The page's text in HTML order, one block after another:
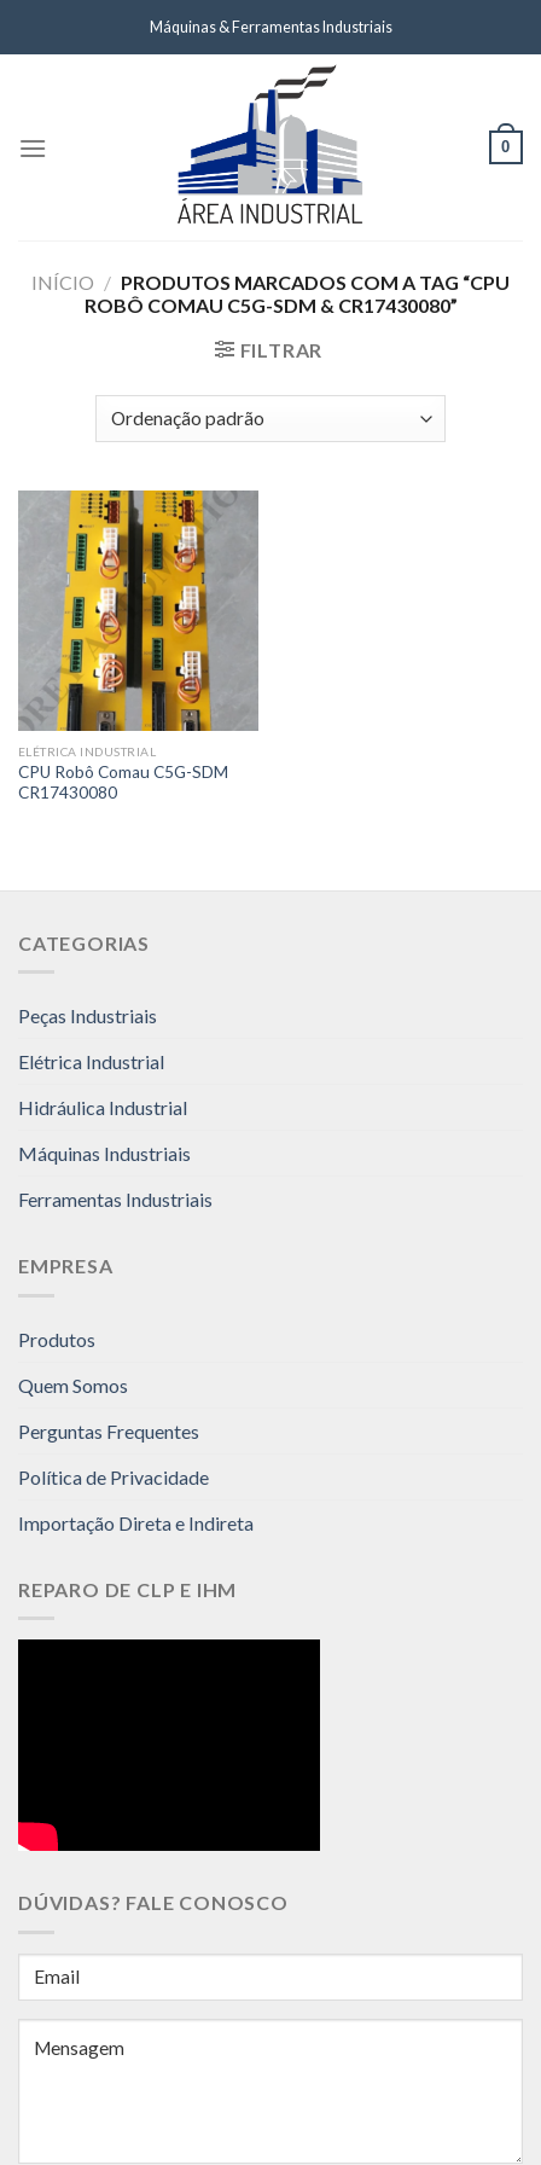
Máquinas & Ferramentas Industriais
0
INÍCIO / PRODUTOS MARCADOS COM A TAG “CPU
ROBÔ COMAU C5G-SDM & CR17430080”
FILTRAR
ELÉTRICA INDUSTRIAL
CPU Robô Comau C5G-SDM
CR17430080
CATEGORIAS
Peças Industriais
Elétrica Industrial
Hidráulica Industrial
Máquinas Industriais
Ferramentas Industriais
EMPRESA
Produtos
Quem Somos
Perguntas Frequentes
Política de Privacidade
Importação Direta e Indireta
REPARO DE CLP E IHM
DÚVIDAS? FALE CONOSCO